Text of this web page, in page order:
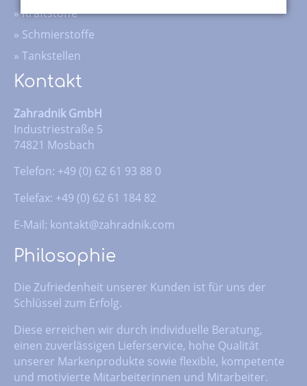
»Kraftstoffe
» Schmierstoffe
» Tankstellen
Kontakt
Zahradnik GmbH
Industriestraße 5
74821 Mosbach
Telefon: +49 (0) 62 61 93 88 0
Telefax: +49 (0) 62 61 184 82
E-Mail: kontakt@zahradnik.com
Philosophie
Die Zufriedenheit unserer Kunden ist für uns der
Schlüssel zum Erfolg.
Diese erreichen wir durch individuelle Beratung,
einen zuverlässigen Lieferservice, hohe Qualität
unserer Markenprodukte sowie flexible, kompetente
und motivierte Mitarbeiterinnen und Mitarbeiter.